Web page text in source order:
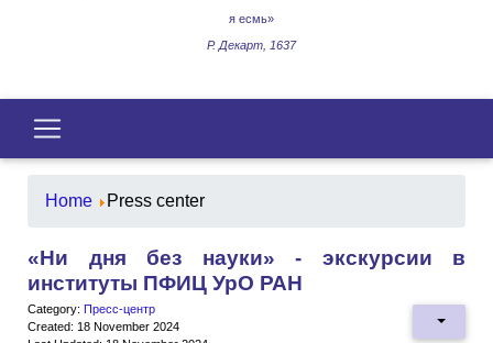
я есмь»
Р. Декарт, 1637
Home Press center
«Ни дня без науки» - экскурсии в
институты ПФИЦ УрО РАН
Category: Пресс-центр
Created: 18 November 2024